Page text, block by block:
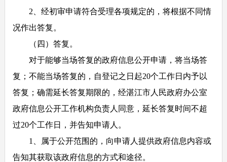
2 、经初审申请符合受理各项规定的，将根据不同情
况作出答复。
（四）答复。
对于能够当场答复的政府信息公开申请，将当场答
复；不能当场答复的，自登记之日起20个工作日内予以
答复；确需延长答复期限的，经湛江市人民政府办公室
政府信息公开工作机构负责人同意，延长答复时间不超
过20个工作日，并告知申请人。
1
、属于公开范围的，向申请人提供政府信息内容或
告知其获取该政府信息的方式和途径。